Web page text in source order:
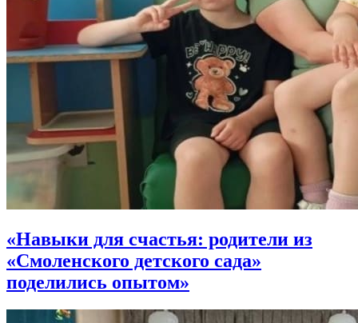
«Навыки для счастья: родители из
«Смоленского детского сада»
поделились опытом»